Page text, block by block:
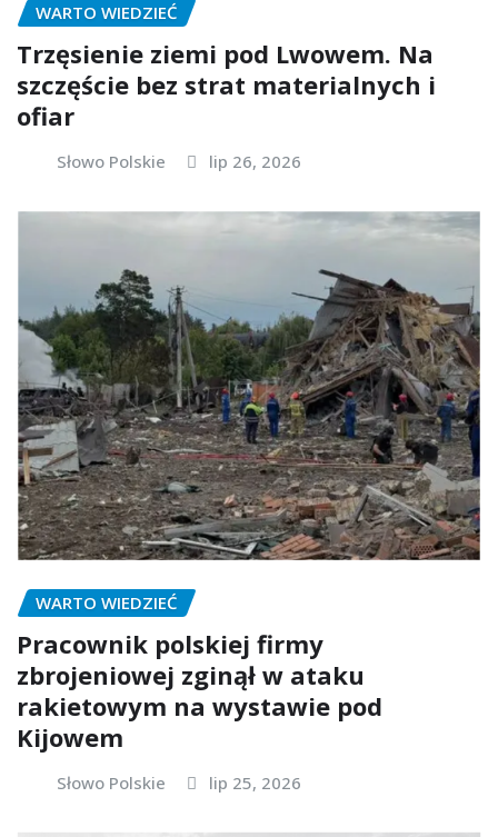
WARTO WIEDZIEĆ
Trzęsienie ziemi pod Lwowem. Na
szczęście bez strat materialnych i
ofiar
Słowo Polskie lip 26, 2026
WARTO WIEDZIEĆ
Pracownik polskiej firmy
zbrojeniowej zginął w ataku
rakietowym na wystawie pod
Kijowem
Słowo Polskie lip 25, 2026